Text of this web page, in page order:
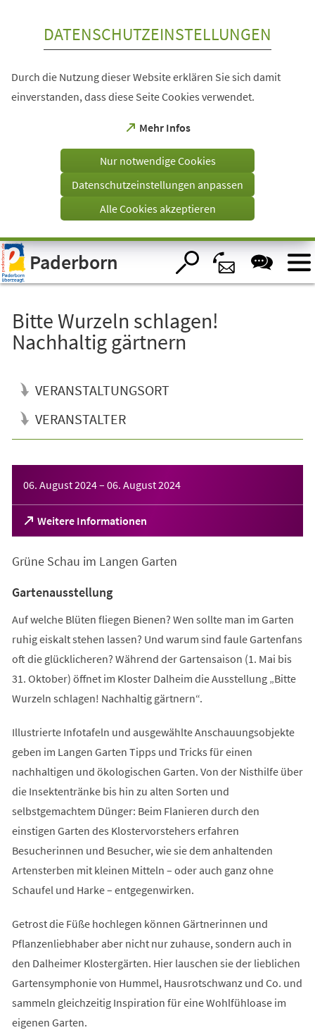
Visuelle
Assistenzsoftware
öffnen.
DATENSCHUTZEINSTELLUNGEN
Durch die Nutzung dieser Website erklären Sie sich damit
einverstanden, dass diese Seite Cookies verwendet.
Mehr Infos
(Öffnet
einem
Tab)
Nur notwendige Cookies
Datenschutzeinstellungen anpassen
Alle Cookies akzeptieren
Paderborn
Bitte Wurzeln schlagen!
Nachhaltig gärtnern
VERANSTALTUNGSORT
VERANSTALTER
06. August 2024– 06. August 2024
Weitere Informationen
(Öffnet
in
neuen
Grüne Schau im Langen Garten
Gartenausstellung
Auf welche Blüten fliegen Bienen? Wen sollte man im Garten
ruhig eiskalt stehen lassen? Und warum sind faule Gartenfans
oft die glücklicheren? Während der Gartensaison (1. Mai bis
31. Oktober) öffnet im Kloster Dalheim die Ausstellung „Bitte
Wurzeln schlagen! Nachhaltig gärtnern“.
Illustrierte Infotafeln und ausgewählte Anschauungsobjekte
geben im Langen Garten Tipps und Tricks für einen
nachhaltigen und ökologischen Garten. Von der Nisthilfe über
die Insektentränke bis hin zu alten Sorten und
selbstgemachtem Dünger: Beim Flanieren durch den
einstigen Garten des Klostervorstehers erfahren
Besucherinnen und Besucher, wie sie dem anhaltenden
Artensterben mit kleinen Mitteln – oder auch ganz ohne
Schaufel und Harke – entgegenwirken.
Getrost die Füße hochlegen können Gärtnerinnen und
Pflanzenliebhaber aber nicht nur zuhause, sondern auch in
den Dalheimer Klostergärten. Hier lauschen sie der lieblichen
Gartensymphonie von Hummel, Hausrotschwanz und Co. und
sammeln gleichzeitig Inspiration für eine Wohlfühloase im
eigenen Garten.